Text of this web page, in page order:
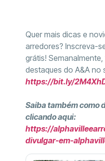
Quer mais dicas e
arredores? Inscreva-
grátis!
destaques do A&A no
https://bit.ly/
Saiba também como
clicando aqui:
https://
divulgar-em-